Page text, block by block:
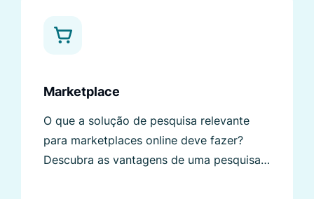
Marketplace
O que a solução de pesquisa relevante
para marketplaces online deve fazer?
Descubra as vantagens de uma pesquisa